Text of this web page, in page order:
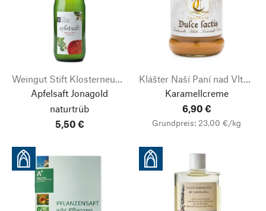
Weingut Stift Klosterneuburg
Apfelsaft Jonagold
naturtrüb
5,50 €
Klášter Naší Paní nad Vltavou
Karamellcreme
6,90 €
Grundpreis: 23,00 €/kg